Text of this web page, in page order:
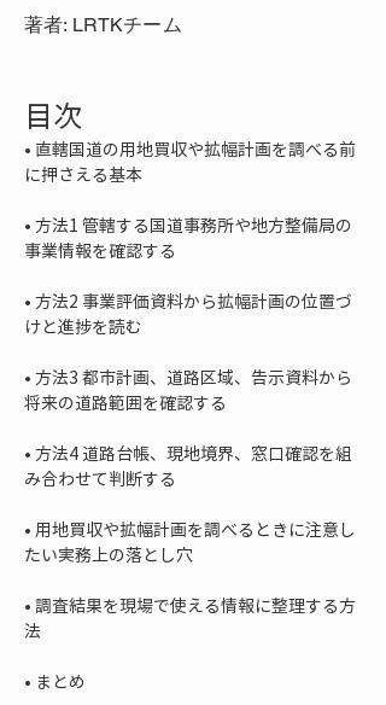
著者: LRTKチーム
目次
• 直轄国道の用地買収や拡幅計画を調べる前
• 方法1 管轄する国道事務所や地方整備局の
• 方法2 事業評価資料から拡幅計画の位置づ
• 方法3 都市計画、道路区域、告示資料から
• 方法4 道路台帳、現地境界、窓口確認を組
• 用地買収や拡幅計画を調べるときに注意し
• 調査結果を現場で使える情報に整理する方
• まとめ